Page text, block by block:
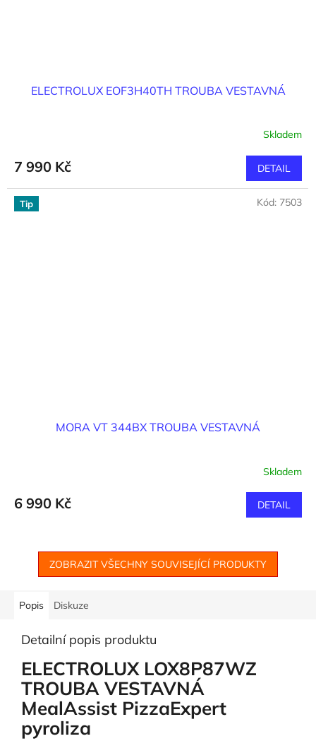
ELECTROLUX EOF3H40TH TROUBA VESTAVNÁ
Skladem
7 990 Kč DETAIL
Tip
MORA VT 344BX TROUBA VESTAVNÁ
Skladem
6 990 Kč DETAIL
Kód: 7503
ZOBRAZIT VŠECHNY SOUVISEJÍCÍ PRODUKTY
Popis Diskuze
Detailní popis produktu
ELECTROLUX LOX8P87WZ
TROUBA VESTAVNÁ
MealAssist PizzaExpert
pyroliza